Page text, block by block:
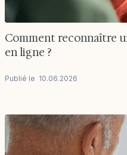
Comment reconnaître
en ligne ?
Publié le 10.06.2026